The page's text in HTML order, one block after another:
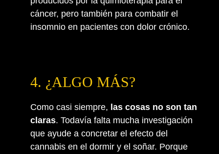
cáncer, pero también para combatir el
insomnio en pacientes con dolor crónico.
4. ¿ALGO MÁS?
Como casi siempre, las cosas no son tan
claras. Todavía falta mucha investigación
que ayude a concretar el efecto del
cannabis en el dormir y el soñar. Porque